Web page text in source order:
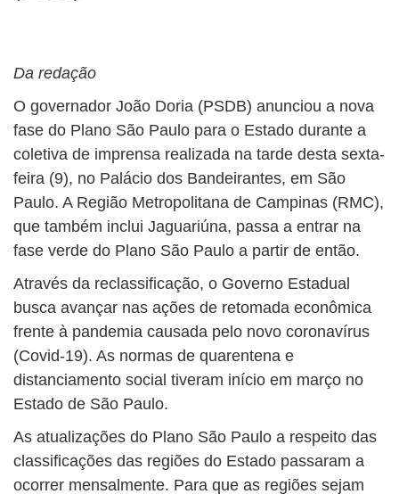
Da redação
O governador João Doria (PSDB) anunciou a nova
fase do Plano São Paulo para o Estado durante a
coletiva de imprensa realizada na tarde desta sexta-
feira (9), no Palácio dos Bandeirantes, em São
Paulo. A Região Metropolitana de Campinas (RMC),
que também inclui Jaguariúna, passa a entrar na
fase verde do Plano São Paulo a partir de então.
Através da reclassificação, o Governo Estadual
busca avançar nas ações de retomada econômica
frente à pandemia causada pelo novo coronavírus
(Covid-19). As normas de quarentena e
distanciamento social tiveram início em março no
Estado de São Paulo.
As atualizações do Plano São Paulo a respeito das
classificações das regiões do Estado passaram a
ocorrer mensalmente. Para que as regiões sejam